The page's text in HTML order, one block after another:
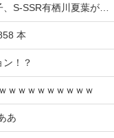
登場！イベントS-SR福丸小糸！
本
！？
ｗｗｗｗｗｗｗｗｗ
あ